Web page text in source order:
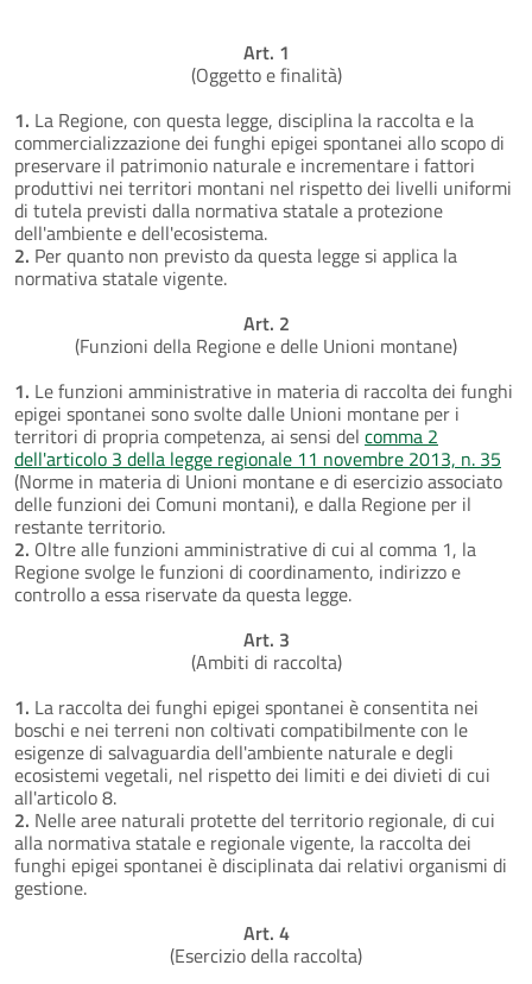
Art. 1
(Oggetto e finalità)
1. La Regione, con questa legge, disciplina la raccolta e la
commercializzazione dei funghi epigei spontanei allo scopo di
preservare il patrimonio naturale e incrementare i fattori
produttivi nei territori montani nel rispetto dei livelli uniformi
di tutela previsti dalla normativa statale a protezione
dell'ambiente e dell'ecosistema.
2. Per quanto non previsto da questa legge si applica la
normativa statale vigente.
Art. 2
(Funzioni della Regione e delle Unioni montane)
1. Le funzioni amministrative in materia di raccolta dei funghi
epigei spontanei sono svolte dalle Unioni montane per i
territori di propria competenza, ai sensi del comma 2
dell'articolo 3 della legge regionale 11 novembre 2013, n. 35
(Norme in materia di Unioni montane e di esercizio associato
delle funzioni dei Comuni montani), e dalla Regione per il
restante territorio.
2. Oltre alle funzioni amministrative di cui al comma 1, la
Regione svolge le funzioni di coordinamento, indirizzo e
controllo a essa riservate da questa legge.
Art. 3
(Ambiti di raccolta)
1. La raccolta dei funghi epigei spontanei è consentita nei
boschi e nei terreni non coltivati compatibilmente con le
esigenze di salvaguardia dell'ambiente naturale e degli
ecosistemi vegetali, nel rispetto dei limiti e dei divieti di cui
all'articolo 8.
2. Nelle aree naturali protette del territorio regionale, di cui
alla normativa statale e regionale vigente, la raccolta dei
funghi epigei spontanei è disciplinata dai relativi organismi di
gestione.
Art. 4
(Esercizio della raccolta)